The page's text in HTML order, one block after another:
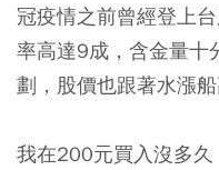
冠疫情之前曾經登上
率高達9成，含金量十
劃，股價也跟著水漲
我在200元買入沒多久